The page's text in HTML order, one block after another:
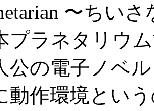
〜ちい
プラネタリウ
公の電子ノベル
動作環境とい